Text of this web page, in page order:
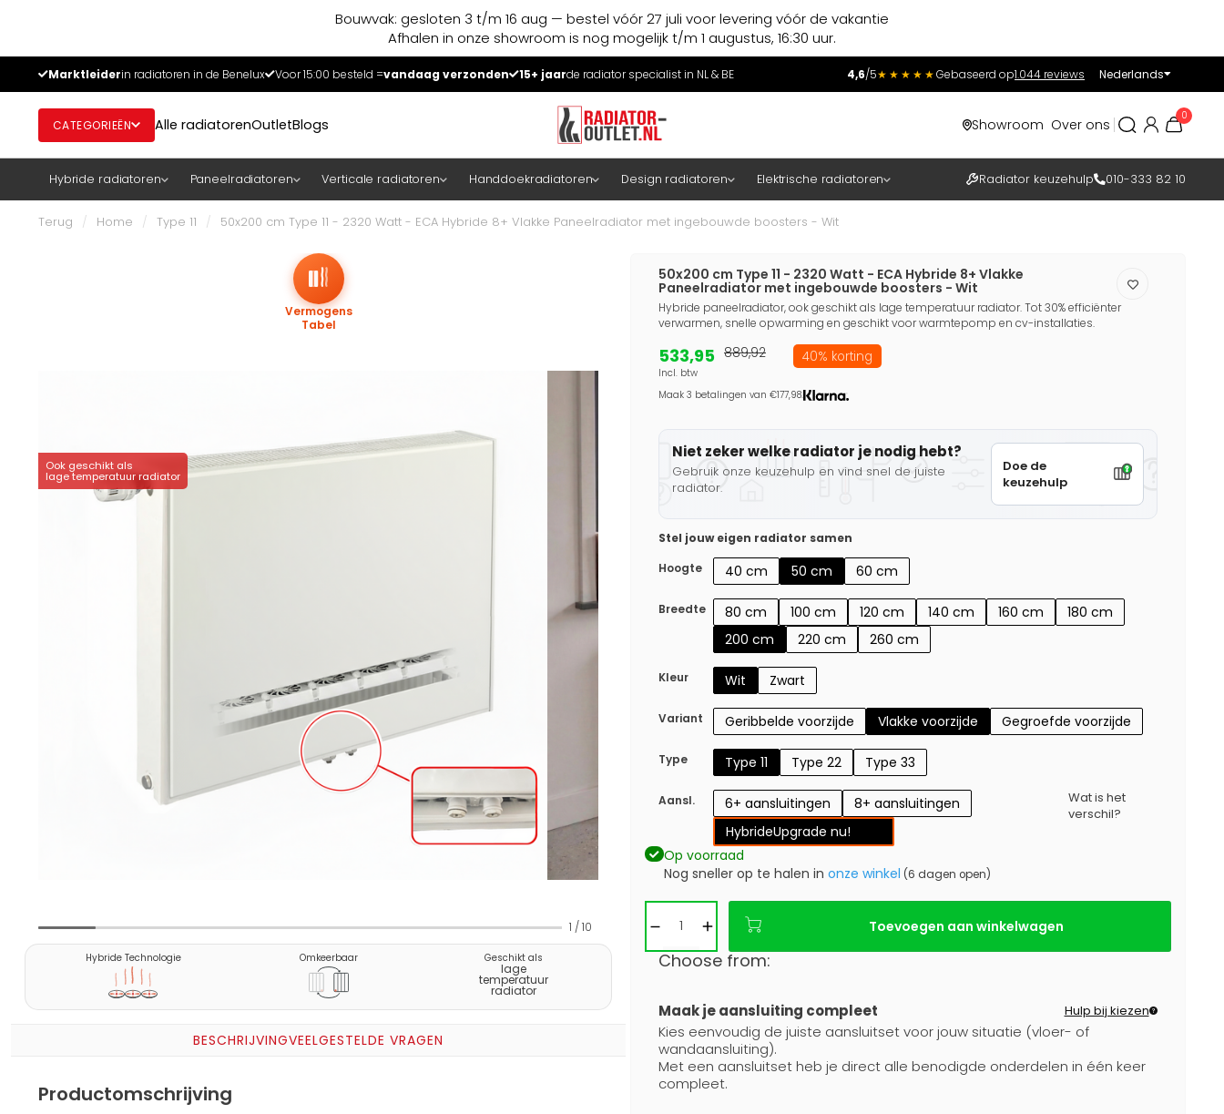
Bouwvak: gesloten 3 t/m 16 aug — bestel vóór 27 juli voor levering vóór de vakantie
Afhalen in onze showroom is nog mogelijk t/m 1 augustus, 16:30 uur.
Marktleiderin radiatoren in de Benelux Voor 15:00 besteld =vandaag verzonden 15+ jaarde radiator specialist in NL & BE 4,6/5★★★★★Gebaseerd op1.044 reviews Nederlands
CATEGORIEËN Alle radiatorenOutletBlogs Showroom Over ons
0
Hybride radiatoren Paneelradiatoren Verticale radiatoren Handdoekradiatoren Design radiatoren Elektrische radiatoren Radiator keuzehulp 010-333 82 10
Terug / Home / Type 11 / 50x200 cm Type 11 - 2320 Watt - ECA Hybride 8+ Vlakke Paneelradiator met ingebouwde boosters - Wit
Ook geschikt als
lage temperatuur radiator
Vermogens
Tabel
1 /10
Hybride Technologie Omkeerbaar Geschikt als
lage
temperatuur
radiator
BESCHRIJVINGVEELGESTELDE VRAGEN
Productomschrijving
50x200 cm Type 11 - 2320 Watt - ECA Hybride 8+ Vlakke
Paneelradiator met ingebouwde boosters - Wit
Hybride paneelradiator, ook geschikt als lage temperatuur radiator. Tot 30% efficiënter
verwarmen, snelle opwarming en geschikt voor warmtepomp en cv-installaties.
533,95
Incl. btw
889,92 40% korting
Maak 3 betalingen van €177,98.
Niet zeker welke radiator je nodig hebt?
Gebruik onze keuzehulp en vind snel de juiste
radiator.
Doe de
keuzehulp
Stel jouw eigen radiator samen
Hoogte
40 cm 50 cm 60 cm
Breedte 80 cm 100 cm 120 cm 140 cm 160 cm
180 cm
200 cm
220 cm 260 cm
Kleur Wit Zwart
Variant Geribbelde voorzijde Vlakke voorzijde Gegroefde voorzijde
Type Type 11 Type 22 Type 33
Aansl. 6+ aansluitingen
8+ aansluitingen
HybrideUpgrade nu!
Wat is het
verschil?
Op voorraad
Nog sneller op te halen in onze winkel (6 dagen open)
Toevoegen aan winkelwagen
Choose from:
Maak je aansluiting compleet Hulp bij kiezen
Kies eenvoudig de juiste aansluitset voor jouw situatie (vloer- of
wandaansluiting).
Met een aansluitset heb je direct alle benodigde onderdelen in één keer
compleet.